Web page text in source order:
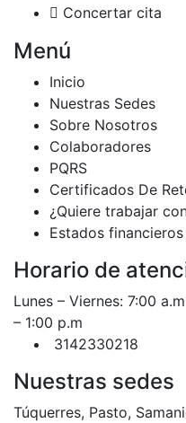
Concertar cita
Menú
Inicio
Nuestras Sedes
Sobre Nosotros
Colaboradores
PQRS
Certificados De
¿Quiere trabajar
Estados
Horario de
Lunes – Viernes: 7:00
– 1:00 p.m
3142330218
Nuestras sedes
Túquerres, Pasto,